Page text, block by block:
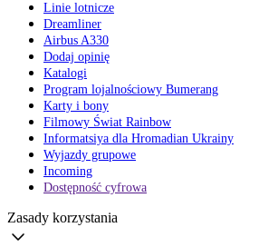
Linie lotnicze
Dreamliner
Airbus A330
Dodaj opinię
Katalogi
Program lojalnościowy Bumerang
Karty i bony
Filmowy Świat Rainbow
Informatsiya dla Hromadian Ukrainy
Wyjazdy grupowe
Incoming
Dostępność cyfrowa
Zasady korzystania